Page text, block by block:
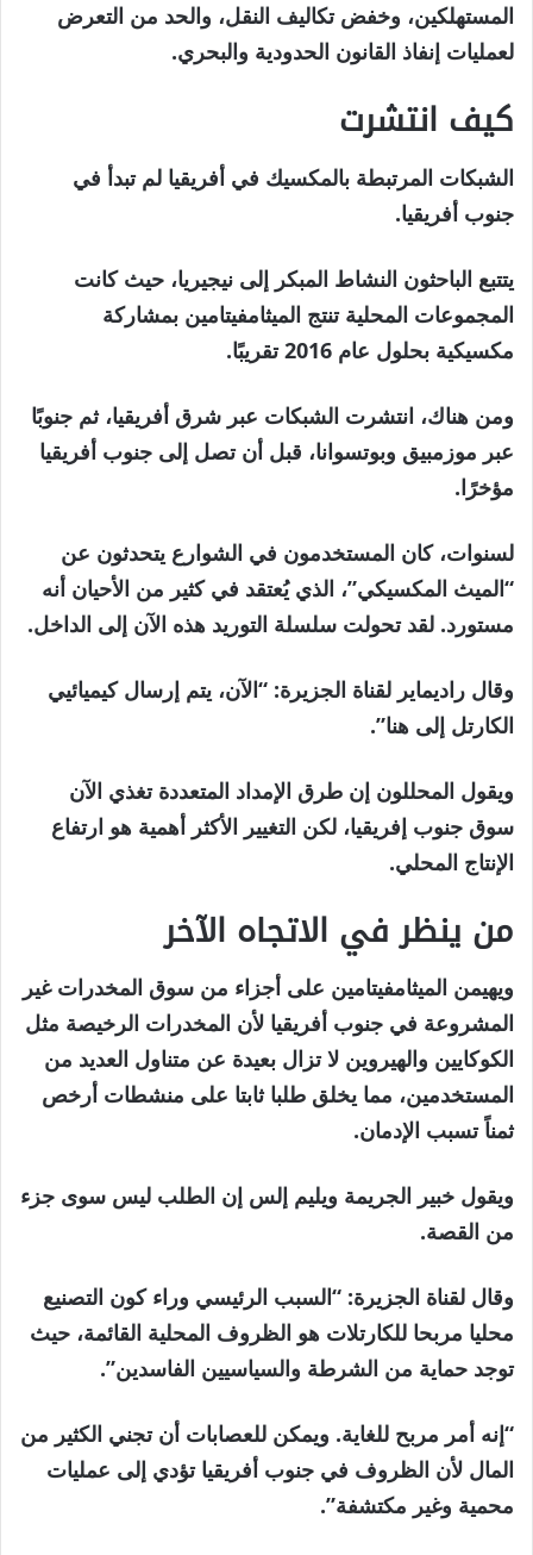
المستهلكين، وخفض تكاليف النقل، والحد من التعرض
لعمليات إنفاذ القانون الحدودية والبحري.
كيف انتشرت
الشبكات المرتبطة بالمكسيك في أفريقيا لم تبدأ في
جنوب أفريقيا.
يتتبع الباحثون النشاط المبكر إلى نيجيريا، حيث كانت
المجموعات المحلية تنتج الميثامفيتامين بمشاركة
مكسيكية بحلول عام 2016 تقريبًا.
ومن هناك، انتشرت الشبكات عبر شرق أفريقيا، ثم جنوبًا
عبر موزمبيق وبوتسوانا، قبل أن تصل إلى جنوب أفريقيا
مؤخرًا.
لسنوات، كان المستخدمون في الشوارع يتحدثون عن
“الميث المكسيكي”، الذي يُعتقد في كثير من الأحيان أنه
مستورد. لقد تحولت سلسلة التوريد هذه الآن إلى الداخل.
وقال راديماير لقناة الجزيرة: “الآن، يتم إرسال كيميائيي
الكارتل إلى هنا”.
ويقول المحللون إن طرق الإمداد المتعددة تغذي الآن
سوق جنوب إفريقيا، لكن التغيير الأكثر أهمية هو ارتفاع
الإنتاج المحلي.
من ينظر في الاتجاه الآخر
ويهيمن الميثامفيتامين على أجزاء من سوق المخدرات غير
المشروعة في جنوب أفريقيا لأن المخدرات الرخيصة مثل
الكوكايين والهيروين لا تزال بعيدة عن متناول العديد من
المستخدمين، مما يخلق طلبا ثابتا على منشطات أرخص
ثمناً تسبب الإدمان.
ويقول خبير الجريمة ويليم إلس إن الطلب ليس سوى جزء
من القصة.
وقال لقناة الجزيرة: “السبب الرئيسي وراء كون التصنيع
محليا مربحا للكارتلات هو الظروف المحلية القائمة، حيث
توجد حماية من الشرطة والسياسيين الفاسدين”.
“إنه أمر مربح للغاية. ويمكن للعصابات أن تجني الكثير من
المال لأن الظروف في جنوب أفريقيا تؤدي إلى عمليات
محمية وغير مكتشفة”.